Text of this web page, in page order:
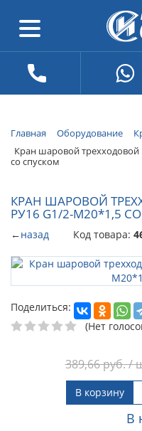
Главная Оборудование
Кран шаровой
со спуском
КРАН ШАРОВОЙ
РУ16 G1/2-М20*1,5
←назад Код товара:
Поделиться:
(Нет
389,66руб. /
В корзину
В